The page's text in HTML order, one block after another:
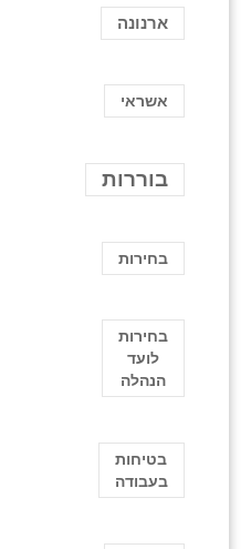
ארנונה
אשראי
בוררות
בחירות
בחירות
לועד
הנהלה
בטיחות
בעבודה